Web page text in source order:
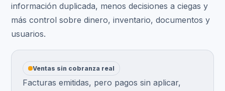
información duplicada, menos decisiones a ciegas y
más control sobre dinero, inventario, documentos y
usuarios.
Ventas sin cobranza real
Facturas emitidas, pero pagos sin aplicar,